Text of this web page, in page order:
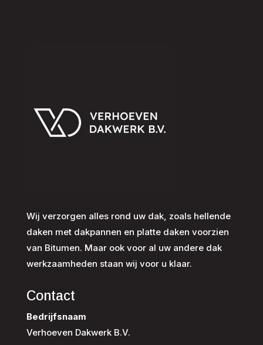
Wij verzorgen alles rond uw dak, zoals hellende
daken met dakpannen en platte daken voorzien
van Bitumen. Maar ook voor al uw andere dak
werkzaamheden staan wij voor u klaar.
Contact
Bedrijfsnaam
Verhoeven Dakwerk B.V.